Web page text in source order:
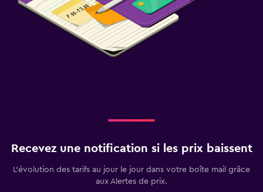
Recevez une notification si les prix baissent
L’évolution des tarifs au jour le jour dans votre boîte mail grâce
aux Alertes de prix.